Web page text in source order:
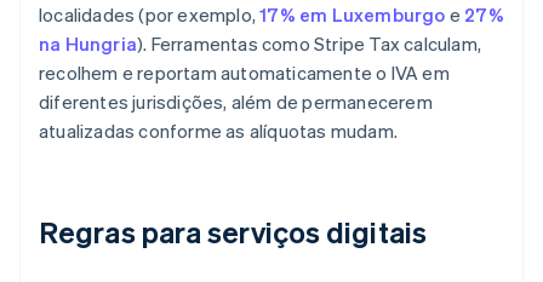
localidades (por exemplo,17% em Luxemburgo e 27%
na Hungria). Ferramentas como Stripe Tax calculam,
recolhem e reportam automaticamente o IVA em
diferentes jurisdições, além de permanecerem
atualizadas conforme as alíquotas mudam.
Regras para serviços digitais